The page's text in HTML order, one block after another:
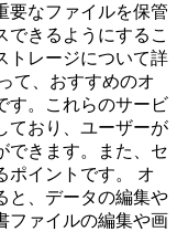
要なファイルを保管
できるようにするこ
トレージについて詳
て、おすすめのオ
す。これらのサービ
ており、ユーザーが
できます。また、セ
ポイントです。 オ
と、データの編集や
ファイルの編集や画